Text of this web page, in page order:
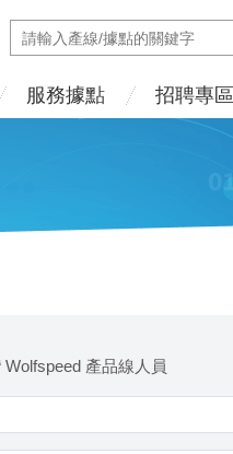
服務據點 招聘專區
產品線人員